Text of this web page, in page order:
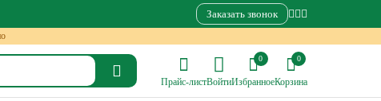
Заказать звонок
Прайс-листВойти
0
Избранное
0
Корзина